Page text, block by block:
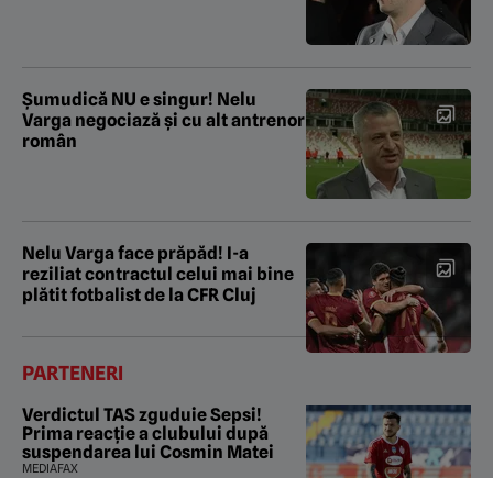
Şumudică NU e singur! Nelu
Varga negociază şi cu alt antrenor
român
Nelu Varga face prăpăd! I-a
reziliat contractul celui mai bine
plătit fotbalist de la CFR Cluj
PARTENERI
Verdictul TAS zguduie Sepsi!
Prima reacție a clubului după
suspendarea lui Cosmin Matei
MEDIAFAX